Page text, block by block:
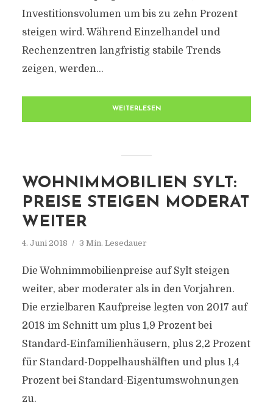
Investitionsvolumen um bis zu zehn Prozent
steigen wird. Während Einzelhandel und
Rechenzentren langfristig stabile Trends
zeigen, werden...
WEITERLESEN
WOHNIMMOBILIEN SYLT:
PREISE STEIGEN MODERAT
WEITER
4. Juni 2018 3 Min. Lesedauer
Die Wohnimmobilienpreise auf Sylt steigen
weiter, aber moderater als in den Vorjahren.
Die erzielbaren Kaufpreise legten von 2017 auf
2018 im Schnitt um plus 1,9 Prozent bei
Standard-Einfamilienhäusern, plus 2,2 Prozent
für Standard-Doppelhaushälften und plus 1,4
Prozent bei Standard-Eigentumswohnungen
zu.